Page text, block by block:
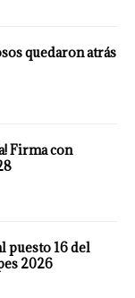
quedaron atrás
Firma con
puesto 16 del
2026